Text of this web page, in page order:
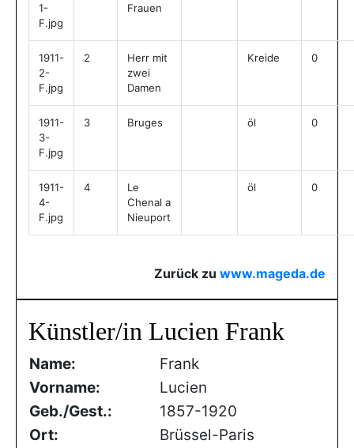
1-
F.jpg
Frauen
1911-
2-
F.jpg
2
Herr mit
zwei
Damen
Kreide 0
1911-
3-
F.jpg
3 Bruges öl 0
1911-
4-
F.jpg
4
Le
Chenal a
Nieuport
öl 0
Zurück zu www.mageda.de
Künstler/in Lucien Frank
Name:
Frank
Vorname:
Lucien
Geb./Gest.:
1857-1920
Ort:
Brüssel-Paris